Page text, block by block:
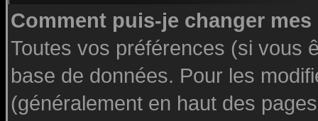
Comment puis-je changer
Toutes vos préférences (si vous
base de données. Pour les
(généralement en haut des